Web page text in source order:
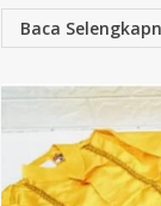
Baca